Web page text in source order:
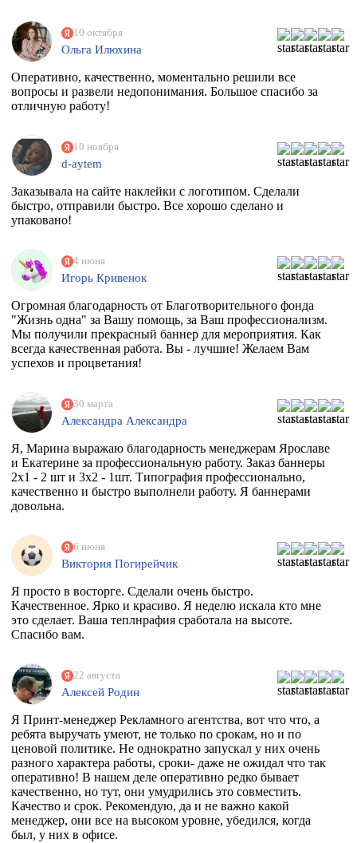
10 октября
Ольга Илюхина
Оперативно, качественно, моментально решили все
вопросы и развели недопонимания. Большое спасибо за
отличную работу!
10 ноября
d-aytem
Заказывала на сайте наклейки с логотипом. Сделали
быстро, отправили быстро. Все хорошо сделано и
упаковано!
4 июня
Игорь Кривенок
Огромная благодарность от Благотворительного фонда
"Жизнь одна" за Вашу помощь, за Ваш профессионализм.
Мы получили прекрасный баннер для мероприятия. Как
всегда качественная работа. Вы - лучшие! Желаем Вам
успехов и процветания!
30 марта
Александра Александра
Я, Марина выражаю благодарность менеджерам Ярославе
и Екатерине за профессиональную работу. Заказ баннеры
2х1 - 2 шт и 3х2 - 1шт. Типография профессионально,
качественно и быстро выполнели работу. Я баннерами
довольна.
6 июня
Виктория Погирейчик
Я просто в восторге. Сделали очень быстро.
Качественное. Ярко и красиво. Я неделю искала кто мне
это сделает. Ваша теплнрафия сработала на высоте.
Спасибо вам.
22 августа
Алексей Родин
Я Принт-менеджер Рекламного агентства, вот что что, а
ребята выручать умеют, не только по срокам, но и по
ценовой политике. Не однократно запускал у них очень
разного характера работы, сроки- даже не ожидал что так
оперативно! В нашем деле оперативно редко бывает
качественно, но тут, они умудрились это совместить.
Качество и срок. Рекомендую, да и не важно какой
менеджер, они все на высоком уровне, убедился, когда
был, у них в офисе.